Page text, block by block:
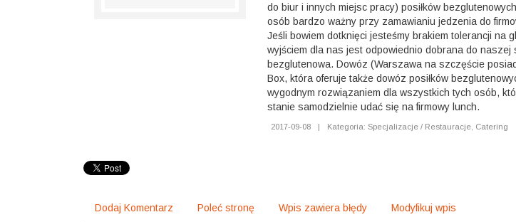
do biur i innych miejsc pracy) posiłków
osób bardzo ważny przy zamawianiu jedzenia do
Jeśli bowiem dotknięci jesteśmy brakiem tolerancji na
wyjściem dla nas jest odpowiednio dobrana do naszej
bezglutenowa. Dowóz (Warszawa na szczęście
Box, która oferuje także dowóz posiłków
wygodnym rozwiązaniem dla wszystkich tych osób,
stanie samodzielnie udać się na firmowy lunch.
2017-09-08 | Kategoria: Specjalizacje / Restauracje, Catering
Dodaj Komentarz Poleć stronę Wpis zawiera błędy Modyfikuj wpis